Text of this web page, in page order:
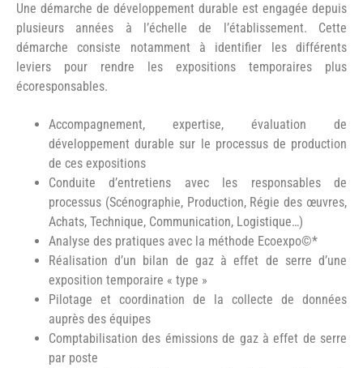
Une démarche de développement durable est engagée depuis
plusieurs années à l’échelle de l’établissement. Cette
démarche consiste notamment à identifier les différents
leviers pour rendre les expositions temporaires plus
écoresponsables.
Accompagnement, expertise, évaluation de
développement durable sur le processus de production
de ces expositions
Conduite d’entretiens avec les responsables de
processus (Scénographie, Production, Régie des œuvres,
Achats, Technique, Communication, Logistique…)
Analyse des pratiques avec la méthode Ecoexpo©*
Réalisation d’un bilan de gaz à effet de serre d’une
exposition temporaire « type »
Pilotage et coordination de la collecte de données
auprès des équipes
Comptabilisation des émissions de gaz à effet de serre
par poste